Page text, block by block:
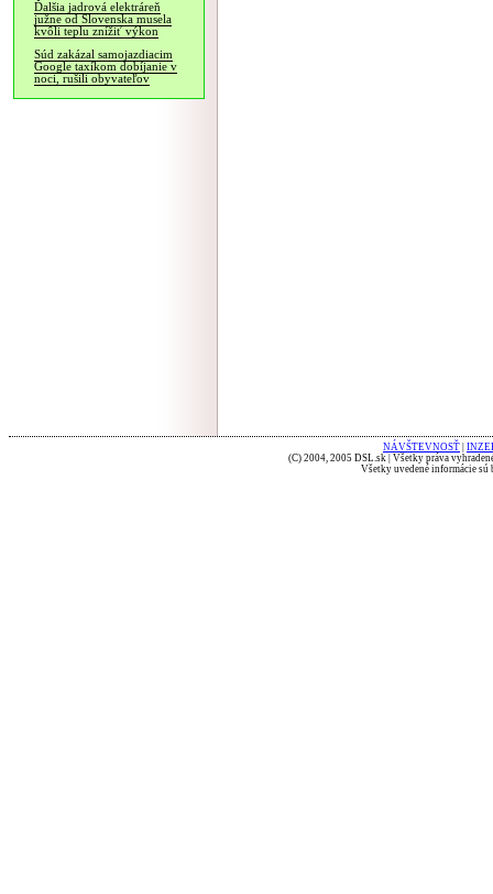
Ďalšia jadrová elektráreň
južne od Slovenska musela
kvôli teplu znížiť výkon
Súd zakázal samojazdiacim
Google taxíkom dobíjanie v
noci, rušili obyvateľov
NÁVŠTEVNOSŤ
(C) 2004, 2005 DSL.sk | Všetky práva
Všetky uvedené informácie sú